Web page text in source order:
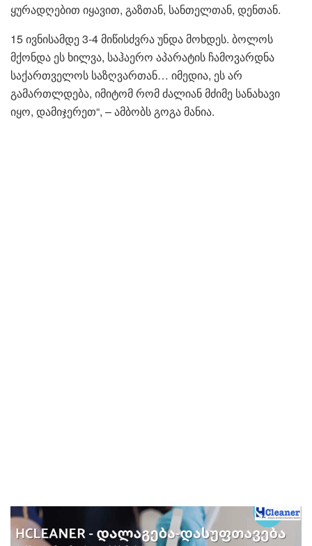
ყურადღებით იყავით, გაზთან, სანთელთან, დენთან.
15 ივნისამდე 3-4 მიწისძვრა უნდა მოხდეს. ბოლოს
მქონდა ეს ხილვა, საჰაერო აპარატის ჩამოვარდნა
საქართველოს საზღვართან… იმედია, ეს არ
გამართლდება, იმიტომ რომ ძალიან მძიმე სანახავი
იყო, დამიჯერეთ“, – ამბობს გოგა მანია.